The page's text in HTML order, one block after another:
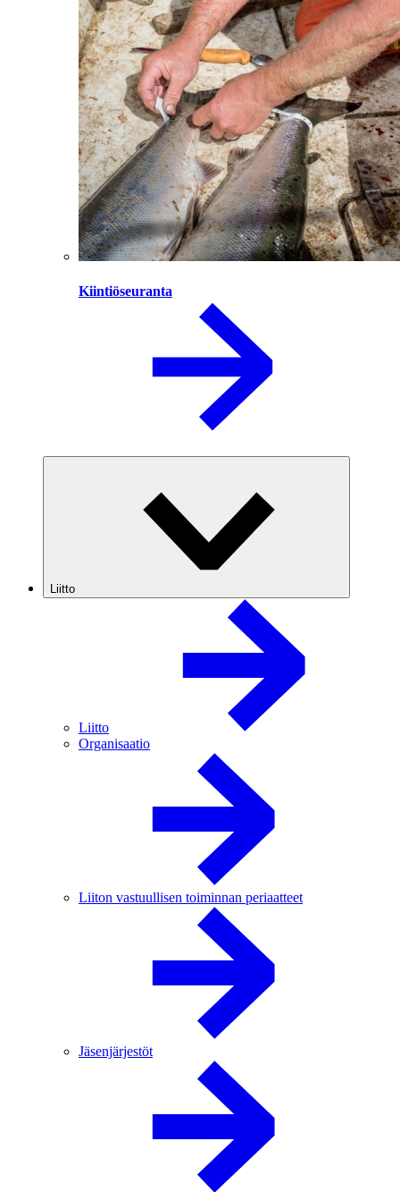
Kiintiöseuranta
Liitto
Liitto
Organisaatio
Liiton vastuullisen toiminnan periaatteet
Jäsenjärjestöt